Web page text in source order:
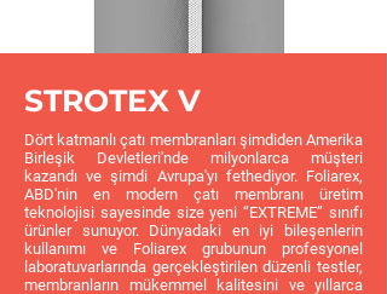
STROTEX V
Dört katmanlı çatı membranları şimdiden Amerika
Birleşik Devletleri'nde milyonlarca müşteri
kazandı ve şimdi Avrupa'yı fethediyor. Foliarex,
ABD'nin en modern çatı membranı üretim
teknolojisi sayesinde size yeni “EXTREME” sınıfı
ürünler sunuyor. Dünyadaki en iyi bileşenlerin
kullanımı ve Foliarex grubunun profesyonel
laboratuvarlarında gerçekleştirilen düzenli testler,
membranların mükemmel kalitesini ve yıllarca